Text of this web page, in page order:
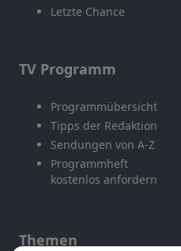
Letzte Chance
TV Programm
Programmübersicht
Tipps der Redaktion
Sendungen von A-Z
Programmheft
kostenlos anfordern
Themen